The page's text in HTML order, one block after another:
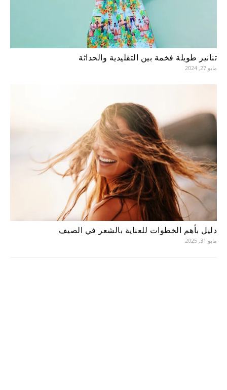
تنانير طويلة فخمة بين التقليدية والحداثة
مايو 27, 2024
دليل بأهم الخطوات للعناية بالشعر في الصيف
مايو 31, 2025